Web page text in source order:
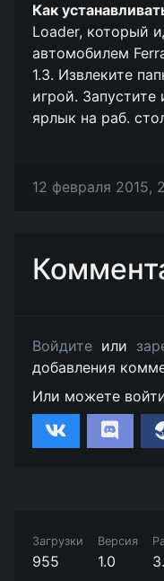
Как
Loader, который
автомобилем
1.3. Извлеките
игрой.
ярлык на раб.
12 февраля 2015,
Войдите или
добавления
Или можете
Загрузки
955
Версия
1.0